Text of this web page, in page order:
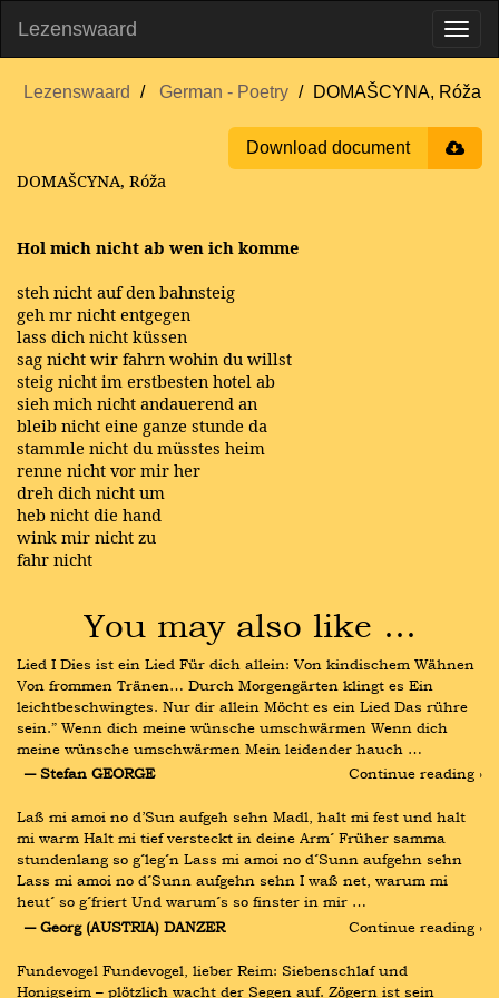
Lezenswaard
Lezenswaard German - Poetry DOMAŠCYNA, Róža
Download document
DOMAŠCYNA, Róža
Hol mich nicht ab wen ich komme
steh nicht auf den bahnsteig
geh mr nicht entgegen
lass dich nicht küssen
sag nicht wir fahrn wohin du willst
steig nicht im erstbesten hotel ab
sieh mich nicht andauerend an
bleib nicht eine ganze stunde da
stammle nicht du müsstes heim
renne nicht vor mir her
dreh dich nicht um
heb nicht die hand
wink mir nicht zu
fahr nicht
You may also like …
Lied I Dies ist ein Lied Für dich allein: Von kindischem Wähnen
Von frommen Tränen… Durch Morgengärten klingt es Ein
leichtbeschwingtes. Nur dir allein Möcht es ein Lied Das rühre
sein.” Wenn dich meine wünsche umschwärmen Wenn dich
meine wünsche umschwärmen Mein leidender hauch …
― Stefan GEORGE
Continue reading ›
Laß mi amoi no d’Sun aufgeh sehn Madl, halt mi fest und halt
mi warm Halt mi tief versteckt in deine Arm´ Früher samma
stundenlang so g´leg´n Lass mi amoi no d´Sunn aufgehn sehn
Lass mi amoi no d´Sunn aufgehn sehn I waß net, warum mi
heut´ so g´friert Und warum´s so finster in mir …
― Georg (AUSTRIA) DANZER
Continue reading ›
Fundevogel Fundevogel, lieber Reim: Siebenschlaf und
Honigseim – plötzlich wacht der Segen auf. Zögern ist sein